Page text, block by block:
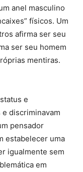
anel masculino
físicos. Um
afirma ser seu
ser seu homem
mentiras.
e
discriminavam
pensador
estabelecer uma
igualmente sem
em